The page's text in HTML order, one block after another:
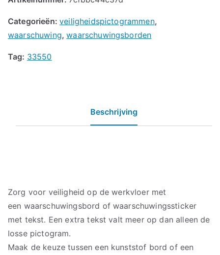
Categorieën:veiligheidspictogrammen,
waarschuwing,waarschuwingsborden
Tag: 33550
Beschrijving
Zorg voor veiligheid op de werkvloer met
een waarschuwingsbord of waarschuwingssticker
met tekst. Een extra tekst valt meer op dan alleen de
losse pictogram.
Maak de keuze tussen een kunststof bord of een